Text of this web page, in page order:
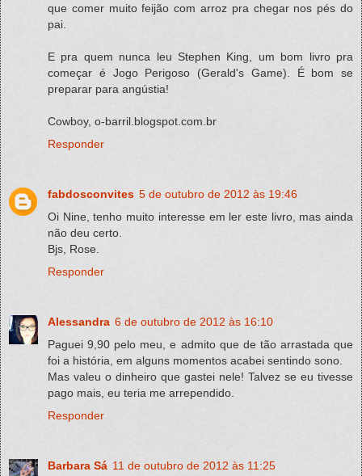
que comer muito feijão com arroz pra chegar nos pés do
pai.
E pra quem nunca leu Stephen King, um bom livro pra
começar é Jogo Perigoso (Gerald's Game). É bom se
preparar para angústia!
Cowboy, o-barril.blogspot.com.br
Responder
fabdosconvites 5 de outubro de 2012 às 19:46
Oi Nine, tenho muito interesse em ler este livro, mas ainda
não deu certo.
Bjs, Rose.
Responder
Alessandra 6 de outubro de 2012 às 16:10
Paguei 9,90 pelo meu, e admito que de tão arrastada que
foi a história, em alguns momentos acabei sentindo sono.
Mas valeu o dinheiro que gastei nele! Talvez se eu tivesse
pago mais, eu teria me arrependido.
Responder
Barbara Sá 11 de outubro de 2012 às 11:25